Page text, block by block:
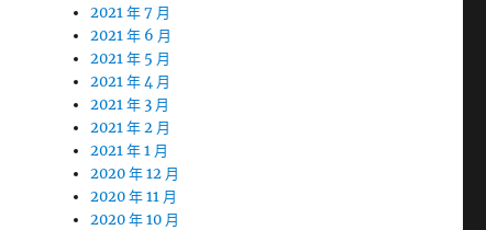
2021 年 7 月
2021 年 6 月
2021 年 5 月
2021 年 4 月
2021 年 3 月
2021 年 2 月
2021 年 1 月
2020 年 12 月
2020 年 11 月
2020 年 10 月